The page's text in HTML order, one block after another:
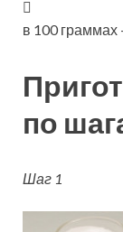
в 100 граммах
по
Шаг 1